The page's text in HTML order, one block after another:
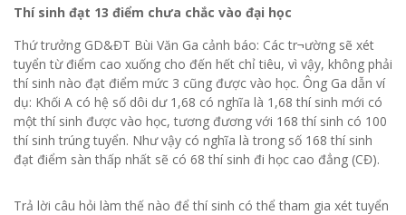
Thí sinh đạt 13 điểm chưa chắc vào đại học
Thứ trưởng GD&ĐT Bùi Văn Ga cảnh báo: Các tr¬ường sẽ xét
tuyển từ điểm cao xuống cho đến hết chỉ tiêu, vì vậy, không phải
thí sinh nào đạt điểm mức 3 cũng được vào học. Ông Ga dẫn ví
dụ: Khối A có hệ số dôi dư 1,68 có nghĩa là 1,68 thí sinh mới có
một thí sinh được vào học, tương đương với 168 thí sinh có 100
thí sinh trúng tuyển. Như vậy có nghĩa là trong số 168 thí sinh
đạt điểm sàn thấp nhất sẽ có 68 thí sinh đi học cao đẳng (CĐ).
Trả lời câu hỏi làm thế nào để thí sinh có thể tham gia xét tuyển